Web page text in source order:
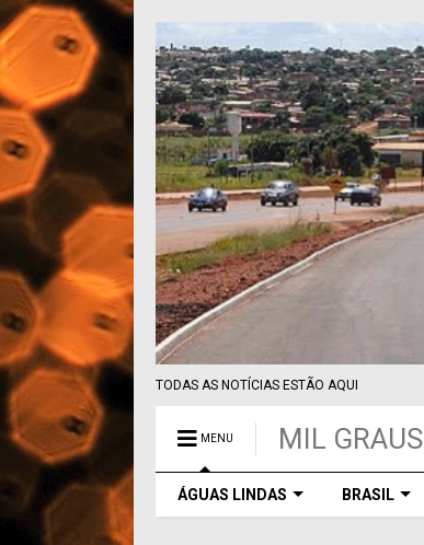
TODAS AS NOTÍCIAS ESTÃO AQUI
MENU MIL GRAUS
ÁGUAS LINDAS BRASIL